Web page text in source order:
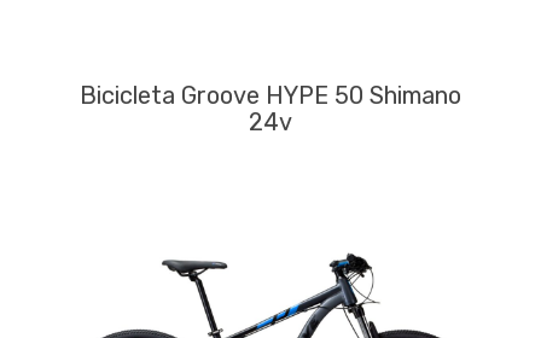
Bicicleta Groove HYPE 50 Shimano
24v